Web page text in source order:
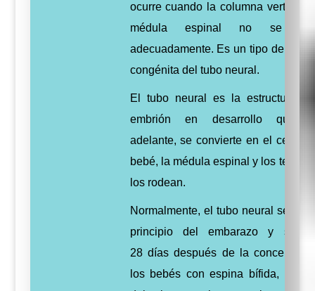
ocurre cuando la columna vertebral
médula espinal no se
adecuadamente. Es un tipo de
congénita del tubo neural.
El tubo neural es la estructura
embrión en desarrollo que,
adelante, se convierte en el
bebé, la médula espinal y los tejidos
los rodean.
Normalmente, el tubo neural se
principio del embarazo y se
28 días después de la
los bebés con espina bífida, una